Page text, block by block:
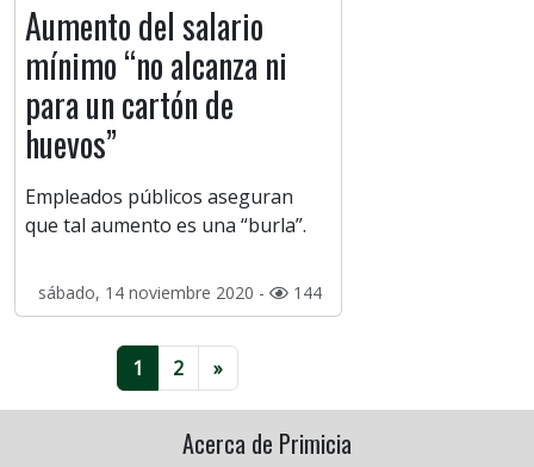
Aumento del salario
mínimo “no alcanza ni
para un cartón de
huevos”
Empleados públicos aseguran
que tal aumento es una “burla”.
sábado, 14 noviembre 2020 - 144
1 2 »
Acerca de Primicia